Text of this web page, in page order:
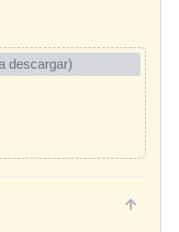
descargar)